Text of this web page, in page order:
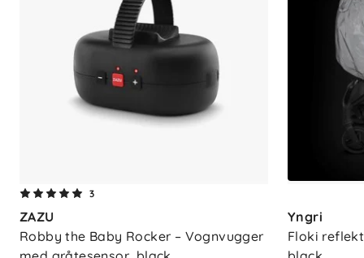
3
ZAZU
Robby the Baby Rocker – Vognvugger
Yngri
Floki